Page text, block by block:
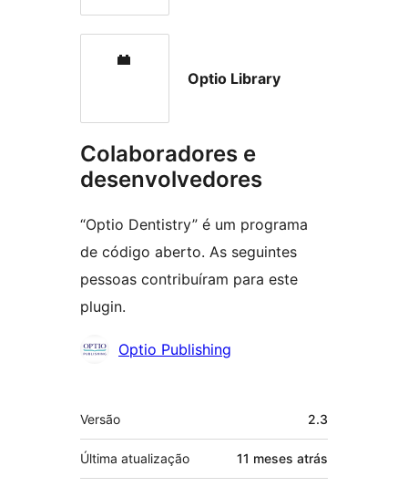
Optio Library
Colaboradores e
desenvolvedores
“Optio Dentistry” é um programa
de código aberto. As seguintes
pessoas contribuíram para este
plugin.
Colaboradores
Optio Publishing
Meta
Versão 2.3
Última atualização 11 meses atrás